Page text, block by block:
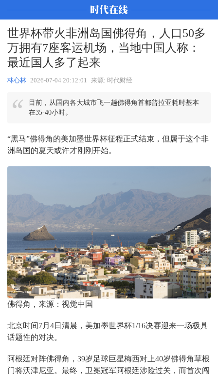
世界杯带火非洲岛国佛得角，人口50多
万拥有7座客运机场，当地中国人称：
最近国人多了起来
林心林 2026-07-04 20:12:01 来源: 时代财经
目前，从国内各大城市飞一趟佛得角首都普拉亚耗时基本
在35-40小时。
“黑马”佛得角的美加墨世界杯征程正式结束，但属于这个非
洲岛国的夏天或许才刚刚开始。
佛得角，来源：视觉中国
北京时间7月4日清晨，美加墨世界杯1/16决赛迎来一场极具
话题性的对决。
阿根廷对阵佛得角，39岁足球巨星梅西对上40岁佛得角草根
门将沃津尼亚。最终，卫冕冠军阿根廷涉险过关，而首次闯